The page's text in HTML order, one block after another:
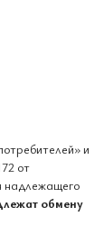
и
от
надлежащего
обмену